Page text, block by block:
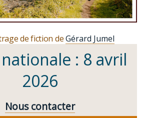
de fiction deGérard Jumel
: 8 avril
2026
Nous contacter